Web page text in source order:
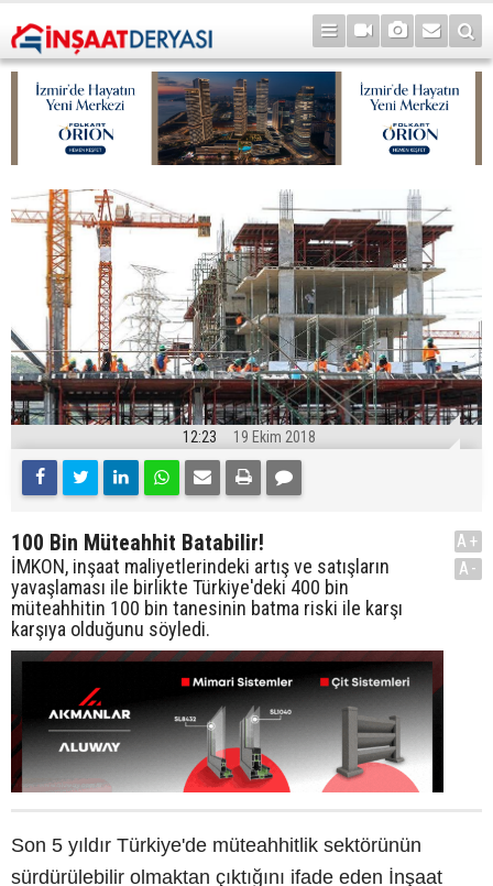
12:23 19 Ekim 2018
100 Bin Müteahhit Batabilir!
İMKON, inşaat maliyetlerindeki artış ve satışların
yavaşlaması ile birlikte Türkiye'deki 400 bin
müteahhitin 100 bin tanesinin batma riski ile karşı
karşıya olduğunu söyledi.
A+
A-
Son 5 yıldır Türkiye'de müteahhitlik sektörünün
sürdürülebilir olmaktan çıktığını ifade eden İnşaat